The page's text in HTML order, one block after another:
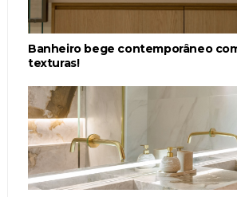
Banheiro bege contemporâneo
texturas!